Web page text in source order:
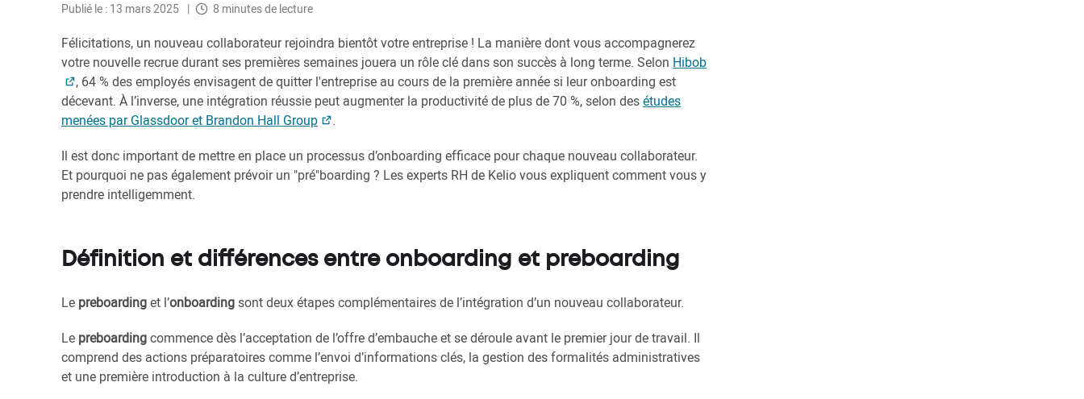
Publié le : 13 mars 2025 8 minutes de lecture
Félicitations, un nouveau collaborateur rejoindra bientôt votre entreprise ! La manière dont vous accompagnerez
votre nouvelle recrue durant ses premières semaines jouera un rôle clé dans son succès à long terme. Selon Hibob
, 64 % des employés envisagent de quitter l'entreprise au cours de la première année si leur onboarding est
décevant. À l’inverse, une intégration réussie peut augmenter la productivité de plus de 70 %, selon desétudes
menées par Glassdoor et Brandon Hall Group
.
Il est donc important de mettre en place un processus d’onboarding efficace pour chaque nouveau collaborateur.
Et pourquoi ne pas également prévoir un "pré"boarding ? Les experts RH de Kelio vous expliquent comment vous y
prendre intelligemment.
Définition et différences entre onboarding et preboarding
Le preboardinget l’onboardingsont deux étapes complémentaires de l’intégration d’un nouveau collaborateur.
Le preboardingcommence dès l’acceptation de l’offre d’embauche et se déroule avant le premier jour de travail. Il
comprend des actions préparatoires comme l’envoi d’informations clés, la gestion des formalités administratives
et une première introduction à la culture d’entreprise.